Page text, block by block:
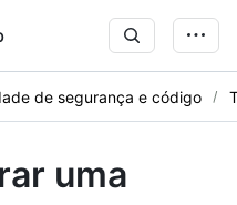
de segurança e código
uma